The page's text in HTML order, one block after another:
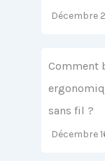
Décembre
Comment
sans fil ?
Décembre